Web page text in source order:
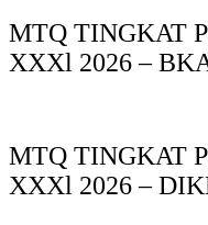
MTQ TINGKAT
XXXl 2026 –
MTQ TINGKAT
XXXl 2026 –